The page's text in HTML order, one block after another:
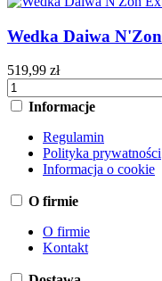
Wedka Daiwa
519,99 zł
Informacje
Regulamin
Polityka prywatności
Informacja o cookie
O firmie
O firmie
Kontakt